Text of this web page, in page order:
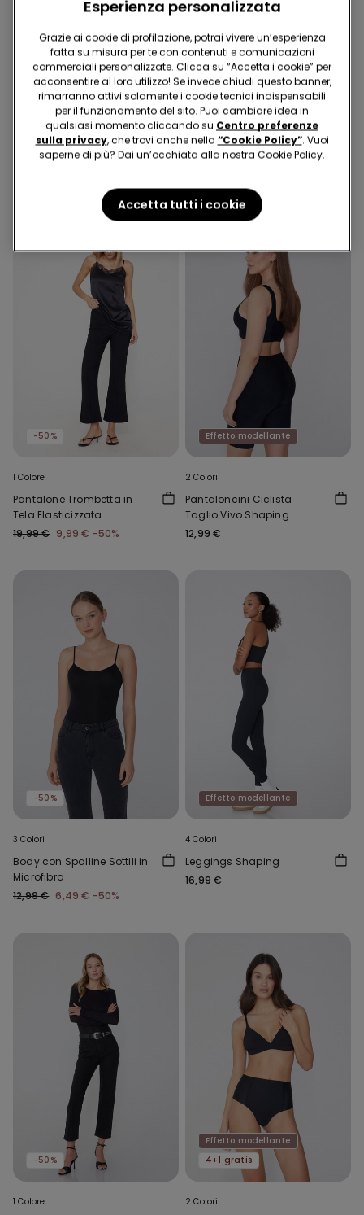
-50%
Jeggings Vita Alta Effetto
Push-Up
-50%
1 Colore
Leggings in Tela
Elasticizzata
-50%
1 Colore
Pantalone Trombetta in
Tela Elasticizzata
19,99 € 9,99 € -50%
Effetto modellante
2 Colori
Pantaloncini Ciclista
Taglio Vivo Shaping
12,99 €
-50%
3 Colori
Body con Spalline Sottili in
Microfibra
12,99 € 6,49 € -50%
Effetto modellante
4 Colori
Leggings Shaping
16,99 €
-50%
1 Colore
Effetto modellante
4+1 gratis
2 Colori
Esperienza personalizzata
Grazie ai cookie di profilazione, potrai vivere un’esperienza
fatta su misura per te con contenuti e comunicazioni
commerciali personalizzate. Clicca su “Accetta i cookie” per
acconsentire al loro utilizzo! Se invece chiudi questo banner,
rimarranno attivi solamente i cookie tecnici indispensabili
per il funzionamento del sito. Puoi cambiare idea in
qualsiasi momento cliccando su Centro preferenze
sulla privacy, che trovi anche nella “Cookie Policy”. Vuoi
saperne di più? Dai un’occhiata alla nostra Cookie Policy.
Accetta tutti i cookie